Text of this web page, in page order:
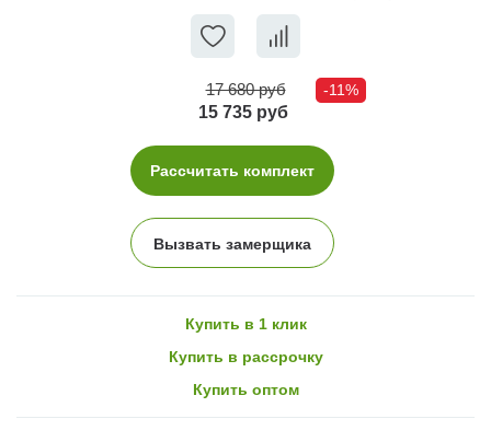
17 680 руб -11%
15 735 руб
Рассчитать комплект
Вызвать замерщика
Купить в 1 клик
Купить в рассрочку
Купить оптом